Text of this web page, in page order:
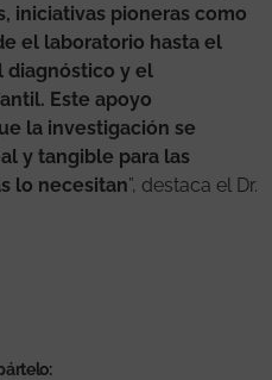
iniciativas pioneras como
el laboratorio hasta el
diagnóstico y el
Este apoyo
la investigación se
y tangible para las
lo necesitan”, destaca el Dr.